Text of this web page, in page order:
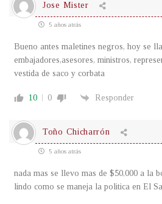
Jose Mister
5 años atrás
Bueno antes maletines negros, hoy se
embajadores,asesores, ministros,
vestida de saco y corbata
10 0 Responder
Toño Chicharrón
5 años atrás
nada mas se llevo mas de $50,000 a la
lindo como se maneja la politica en El